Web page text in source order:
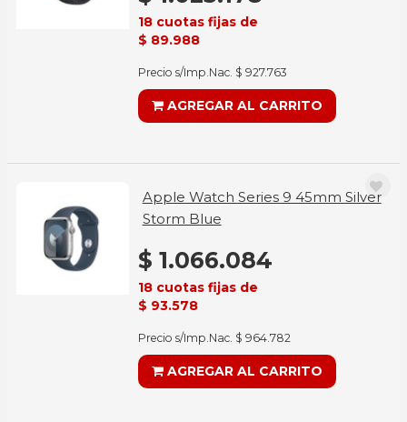
18 cuotas fijas de
$ 89.988
Precio s/Imp.Nac. $ 927.763
AGREGAR AL CARRITO
Apple Watch Series 9 45mm Silver
Storm Blue
$ 1.066.084
18 cuotas fijas de
$ 93.578
Precio s/Imp.Nac. $ 964.782
AGREGAR AL CARRITO